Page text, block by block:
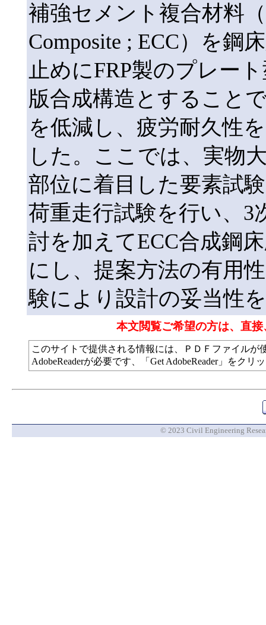
補強セメント複合材料（
Composite ; ECC）を鋼
止めにFRP製のプレー
版合成構造とすること
を低減し、疲労耐久性
した。ここでは、実物
部位に着目した要素試
荷重走行試験を行い、3
討を加えてECC合成鋼
にし、提案方法の有用
験により設計の妥当性
本文閲覧ご希望の方は、直
このサイトで提供される情報には、ＰＤＦファイル
AdobeReaderが必要です、「Get AdobeReader」をク
© 2023 Civil Engineering